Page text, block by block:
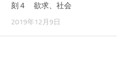
刻４ 欲求、社会
2019年12月9日